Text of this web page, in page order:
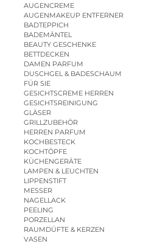
AUGENCREME
AUGENMAKEUP ENTFERNER
BADTEPPICH
BADEMÄNTEL
BEAUTY GESCHENKE
BETTDECKEN
DAMEN PARFUM
DUSCHGEL & BADESCHAUM
FÜR SIE
GESICHTSCREME HERREN
GESICHTSREINIGUNG
GLÄSER
GRILLZUBEHÖR
HERREN PARFUM
KOCHBESTECK
KOCHTÖPFE
KÜCHENGERÄTE
LAMPEN & LEUCHTEN
LIPPENSTIFT
MESSER
NAGELLACK
PEELING
PORZELLAN
RAUMDÜFTE & KERZEN
VASEN